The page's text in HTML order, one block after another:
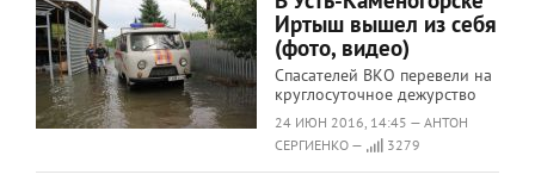
Иртыш вышел из себя
(фото, видео)
Спасателей ВКО перевели на
круглосуточное дежурство
24 ИЮН 2016, 14:45 — АНТОН
СЕРГИЕНКО —
3279